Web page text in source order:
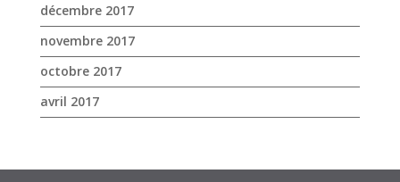
décembre 2017
novembre 2017
octobre 2017
avril 2017